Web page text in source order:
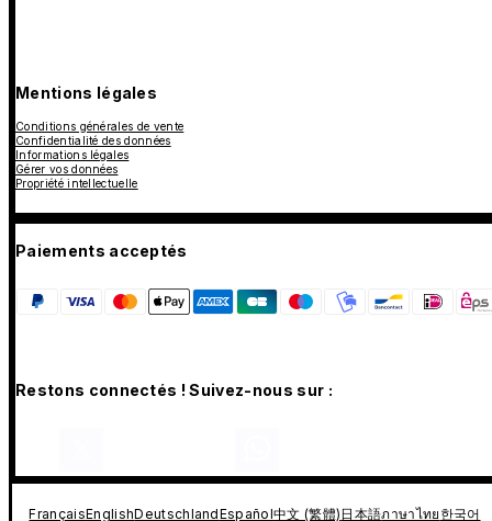
Mentions légales
Conditions générales de vente
Confidentialité des données
Informations légales
Gérer vos données
Propriété intellectuelle
Paiements acceptés
Restons connectés ! Suivez-nous sur :
FrançaisEnglishDeutschlandEspañol中文 (繁體) 日本語ภาษาไทย 한국어